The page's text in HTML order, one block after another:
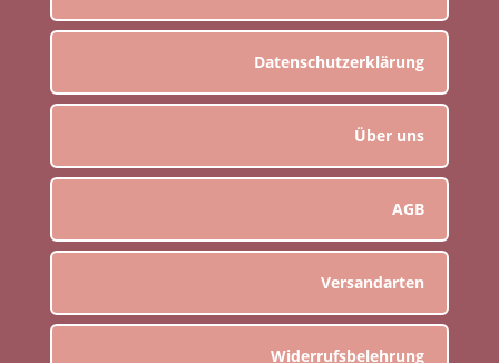
Datenschutzerklärung
Über uns
AGB
Versandarten
Widerrufsbelehrung